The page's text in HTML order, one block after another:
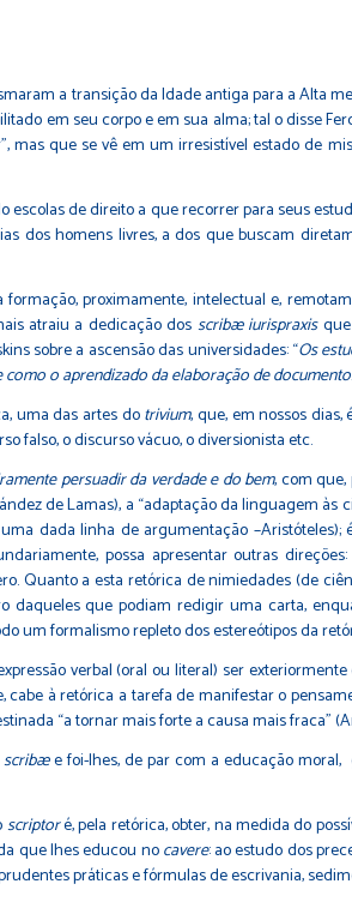
a transição da Idade antiga para a Alta
em seu corpo e em sua alma; tal o disse
que se vê em um irresistível estado de
escolas de direito a que recorrer para seus
dos homens livres, a dos que buscam
proximamente, intelectual e,
atraiu a dedicação dos scribæ iurispraxisque
sobre a ascensão das universidades: “Os
o aprendizado da elaboração de
uma das artes dotrivium, que, em nossos dias,
falso, o discurso vácuo, o diversionista etc.
persuadir da verdade e do bem, com
de Lamas), a “adaptação da linguagem
dada linha de argumentação
possa apresentar outras
Quanto a esta retórica de nimiedades (de
que podiam redigir uma carta,
um formalismo repleto dos estereótipos da
verbal (oral ou literal) ser
à retórica a tarefa de manifestar o
“a tornar mais forte a causa mais fraca”
scribæe foi-lhes, de par com a educação
scriptoré, pela retórica, obter, na medida do
que lhes educou nocavere: ao estudo dos
práticas e fórmulas de escrivania,